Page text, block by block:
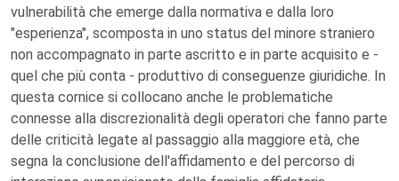
vulnerabilità che emerge dalla normativa e dalla loro
"esperienza", scomposta in uno status del minore straniero
non accompagnato in parte ascritto e in parte acquisito e -
quel che più conta - produttivo di conseguenze giuridiche. In
questa cornice si collocano anche le problematiche
connesse alla discrezionalità degli operatori che fanno parte
delle criticità legate al passaggio alla maggiore età, che
segna la conclusione dell'affidamento e del percorso di